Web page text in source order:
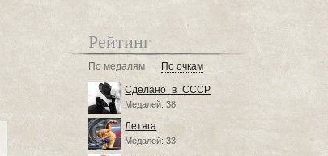
Рейтинг
По медалям По очкам
Сделано_в_СССР
Медалей: 38
Летяга
Медалей: 33